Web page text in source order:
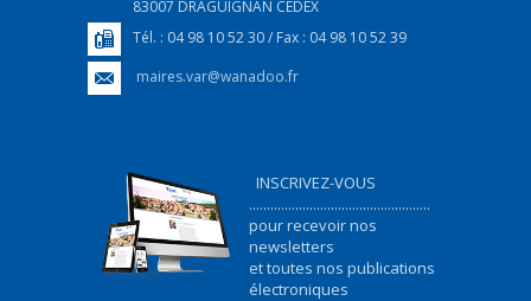
83007 DRAGUIGNAN CEDEX
Tél. : 04 98 10 52 30 / Fax : 04 98 10 52 39
maires.var@wanadoo.fr
INSCRIVEZ-VOUS
...................................................
pour recevoir nos
newsletters
et toutes nos publications
électroniques